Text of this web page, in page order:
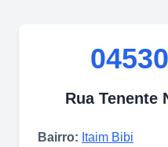
Rua Tenente
Bairro: Itaim Bibi